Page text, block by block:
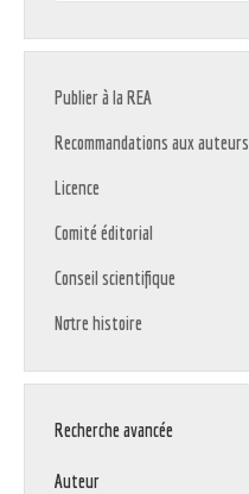
Publier à la REA
Recommandations aux auteurs
Licence
Comité éditorial
Conseil scientifique
Notre histoire
Recherche avancée
Auteur